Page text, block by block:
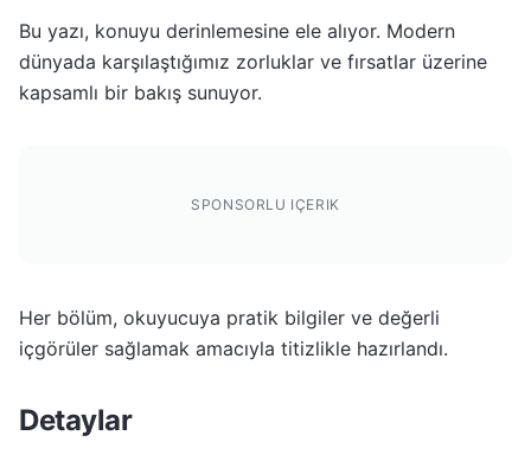
Bu yazı, konuyu derinlemesine ele alıyor. Modern
dünyada karşılaştığımız zorluklar ve fırsatlar üzerine
kapsamlı bir bakış sunuyor.
SPONSORLU IÇERIK
Her bölüm, okuyucuya pratik bilgiler ve değerli
içgörüler sağlamak amacıyla titizlikle hazırlandı.
Detaylar